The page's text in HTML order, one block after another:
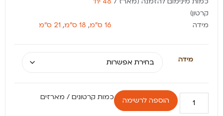
קרטון)
מידה 16 ס״מ , 18 ס״מ , 21 ס״מ
מידה
הוספה לרשימה